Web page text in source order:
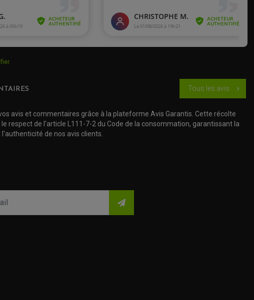
.
Tous les avis chevron_right
avis et commentaires grâce à la plateforme Avis Garantis. Cette récolte
respect de l'article L111-7-2 du Code de la consommation, garantissant la
de nos avis clients.